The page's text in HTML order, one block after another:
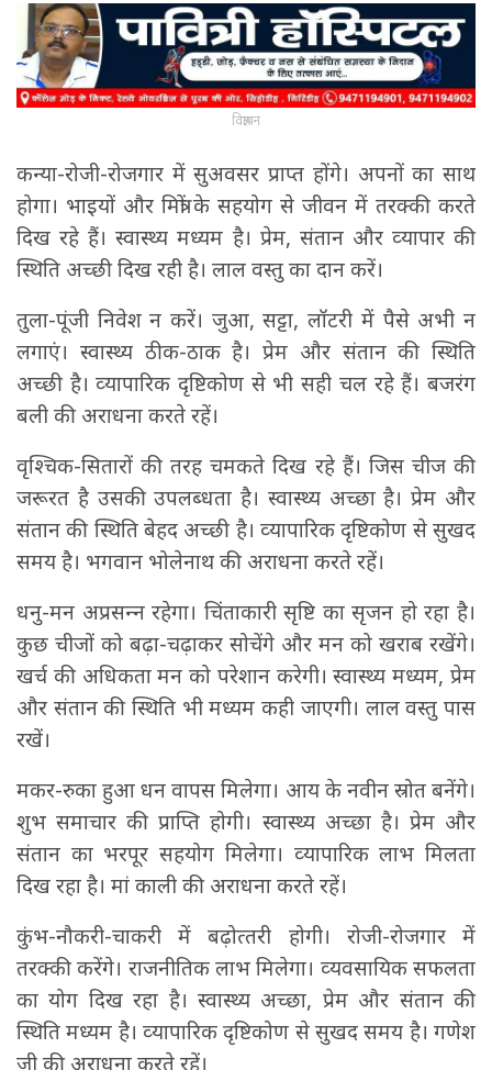
विज्ञापन
कन्‍या-रोजी-रोजगार में सुअवसर प्राप्‍त होंगे। अपनों का साथ
होगा। भाइयों और मित्रों के सहयोग से जीवन में तरक्‍की करते
दिख रहे हैं। स्‍वास्‍थ्‍य मध्‍यम है। प्रेम, संतान और व्‍यापार की
स्थिति अच्‍छी दिख रही है। लाल वस्‍तु का दान करें।
तुला-पूंजी निवेश न करें। जुआ, सट्टा, लॉटरी में पैसे अभी न
लगाएं। स्‍वास्‍थ्‍य ठीक-ठाक है। प्रेम और संतान की स्थिति
अच्‍छी है। व्‍यापारिक दृष्टिकोण से भी सही चल रहे हैं। बजरंग
बली की अराधना करते रहें।
वृश्चिक-सितारों की तरह चमकते दिख रहे हैं। जिस चीज की
जरूरत है उसकी उपलब्‍धता है। स्‍वास्‍थ्‍य अच्‍छा है। प्रेम और
संतान की स्थिति बेहद अच्‍छी है। व्‍यापारिक दृष्टिकोण से सुखद
समय है। भगवान भोलेनाथ की अराधना करते रहें।
धनु-मन अप्रसन्‍न रहेगा। चिंताकारी सृष्टि का सृजन हो रहा है।
कुछ चीजों को बढ़ा-चढ़ाकर सोचेंगे और मन को खराब रखेंगे।
खर्च की अधिकता मन को परेशान करेगी। स्‍वास्‍थ्‍य मध्‍यम, प्रेम
और संतान की स्थिति भी मध्‍यम कही जाएगी। लाल वस्‍तु पास
रखें।
मकर-रुका हुआ धन वापस मिलेगा। आय के नवीन स्रोत बनेंगे।
शुभ समाचार की प्राप्ति होगी। स्‍वास्‍थ्‍य अच्‍छा है। प्रेम और
संतान का भरपूर सहयोग मिलेगा। व्‍यापारिक लाभ मिलता
दिख रहा है। मां काली की अराधना करते रहें।
कुंभ-नौकरी-चाकरी में बढ़ोत्‍तरी होगी। रोजी-रोजगार में
तरक्‍की करेंगे। राजनीतिक लाभ मिलेगा। व्‍यवसायिक सफलता
का योग दिख रहा है। स्‍वास्‍थ्‍य अच्‍छा, प्रेम और संतान की
स्थिति मध्‍यम है। व्‍यापारिक दृष्टिकोण से सुखद समय है। गणेश
जी की अराधना करते रहें।